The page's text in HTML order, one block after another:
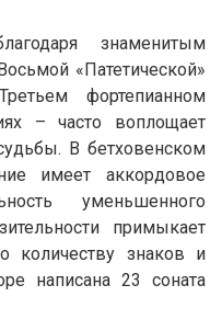
знаменитым
«Патетической»
фортепианном
– часто воплощает
В бетховенском
имеет аккордовое
уменьшенного
примыкает
количеству знаков и
написана 23 соната